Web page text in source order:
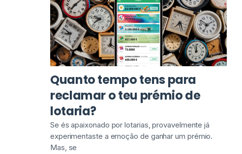
Quanto tempo tens para
reclamar o teu prémio de
lotaria?
Se és apaixonado por lotarias, provavelmente já
experimentaste a emoção de ganhar um prémio.
Mas, se